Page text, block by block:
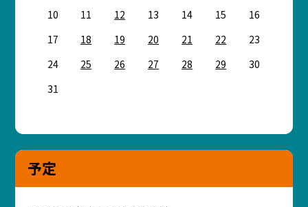
10
11 12 13 14 15
16
17
18 19 20 21 22
23
24
25 26 27 28 29
30
31
予定